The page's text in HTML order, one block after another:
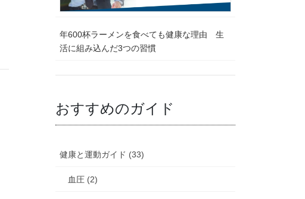
年600杯ラーメンを食べても健康な理由 生
活に組み込んだ3つの習慣
おすすめのガイド
健康と運動ガイド (33)
血圧 (2)